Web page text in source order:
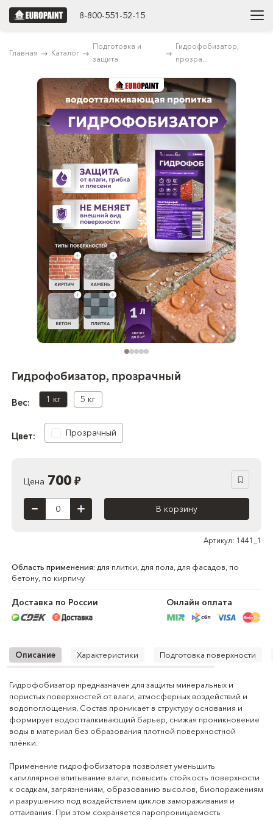
8-800-551-52-15
Главная Каталог
Подготовка и
защита
Гидрофобизатор,
прозра...
Гидрофобизатор, прозрачный
Вес: 1 кг 5 кг
Цвет: Прозрачный
Цена 700 ₽
В корзину
Артикул: 1441_1
Область применения: для плитки, для пола, для фасадов, по
бетону, по кирпичу
Доставка по России Онлайн оплата
Описание Характеристики Подготовка поверхности
Гидрофобизатор предназначен для защиты минеральных и
пористых поверхностей от влаги, атмосферных воздействий и
водопоглощения. Состав проникает в структуру основания и
формирует водоотталкивающий барьер, снижая проникновение
воды в материал без образования плотной поверхностной
плёнки.
Применение гидрофобизатора позволяет уменьшить
капиллярное впитывание влаги, повысить стойкость поверхности
к осадкам, загрязнениям, образованию высолов, биопоражениям
и разрушению под воздействием циклов замораживания и
оттаивания. При этом сохраняется паропроницаемость
Тип продукта: гидрофобизатор
Назначение:
защита поверхности от влаги и
водопоглощения
Область применения:
работ
впитывающие, пористые
минеральные поверхности
Подходящие
бетон, кирпич, штукатурка,